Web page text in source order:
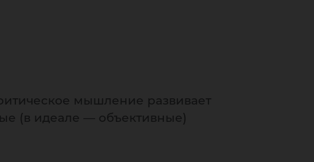
мышление развивает
(в идеале — объективные)